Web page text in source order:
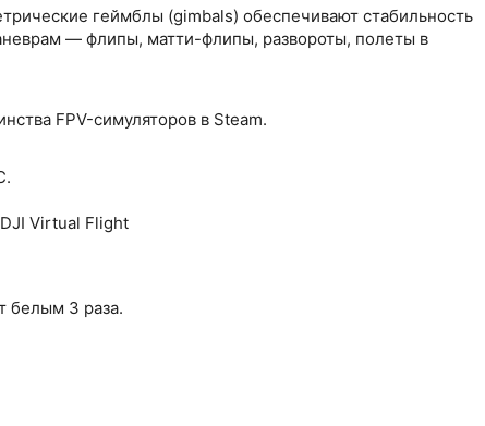
геймблы (gimbals) обеспечивают стабильность
— флипы, матти-флипы, развороты, полеты в
FPV-симуляторов в Steam.
Virtual Flight
белым 3 раза.